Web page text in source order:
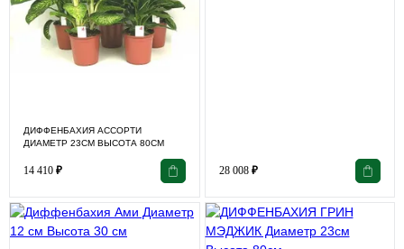
ДИФФЕНБАХИЯ АССОРТИ
ДИАМЕТР 23СМ ВЫСОТА 80СМ
14 410 ₽ 28 008 ₽